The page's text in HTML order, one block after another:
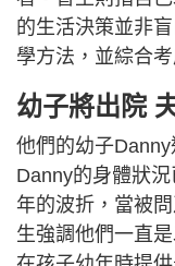
的生活決策並非
學方法，並綜合
幼子將出院
他們的幼子Danny
Danny的身體狀
年的波折，當被
生強調他們一直